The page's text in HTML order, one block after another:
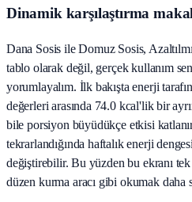
Dinamik karşılaştırma
Dana Sosis ile Domuz Sosis,
tablo olarak değil, gerçek kullanım
yorumlayalım. İlk bakışta enerji
değerleri arasında 74.0 kcal'lik bir
bile porsiyon büyüdükçe etkisi
tekrarlandığında haftalık enerji
değiştirebilir. Bu yüzden bu ekranı
düzen kurma aracı gibi okumak daha